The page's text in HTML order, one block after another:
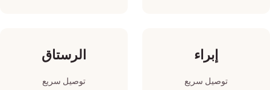
إبراء
توصيل سريع
الرستاق
توصيل سريع